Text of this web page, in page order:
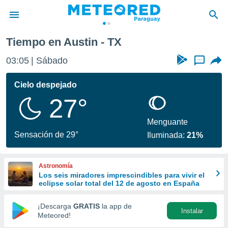
de
ha
calidad.
a este
las
y
forma
digital
basada
Tiempo en Austin - TX
03:05 Sábado ...
Cielo despejado
27°
Sensación de 29°
Menguante
Iluminada:21%
Astronomía
Los seis miradores imprescindibles para vivir el
eclipse solar total del 12 de agosto en España
¡Descarga GRATIS la app de
Meteored!
Instalar